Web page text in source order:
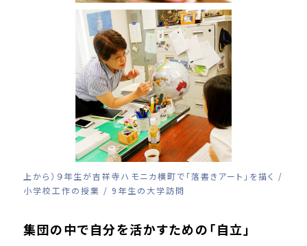
上から）９年生が吉祥寺ハモニカ横町で「落書きアート」を描く /
小学校工作の授業 / 9年生の大学訪問
集団の中で自分を活かすための「自立」